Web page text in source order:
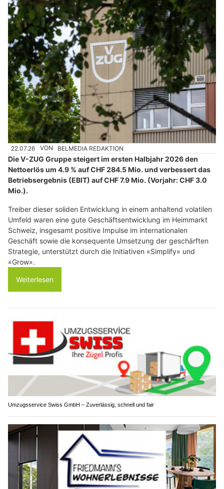
22.07.26 VON BELMEDIA REDAKTION
Die V-ZUG Gruppe steigert im ersten Halbjahr 2026 den
Nettoerlös um 4.9 % auf CHF 284.5 Mio. und verbessert das
Betriebsergebnis (EBIT) auf CHF 7.9 Mio. (Vorjahr: CHF 3.0
Mio.).
Treiber dieser soliden Entwicklung in einem anhaltend volatilen
Umfeld waren eine gute Geschäftsentwicklung im Heimmarkt
Schweiz, insgesamt positive Impulse im internationalen
Geschäft sowie die konsequente Umsetzung der geschärften
Strategie, unterstützt durch die Initiativen «Simplify» und
«Grow».
Weiterlesen
Umzugsservice Swiss GmbH – Zuverlässig, schnell und fair